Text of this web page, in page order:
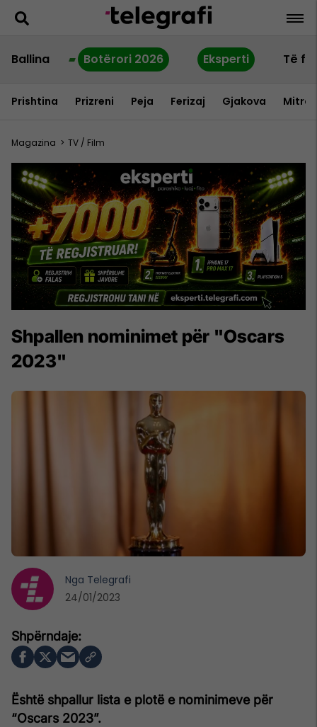
Ballina Botërori 2026 Eksperti Të
Prishtina Prizreni Peja Ferizaj Gjakova
Magazina > TV / Film
Shpallen nominimet për "Oscars
2023"
Është shpallur lista e plotë e nominimeve për
“Oscars 2023”.
Nga Telegrafi
24/01/2023